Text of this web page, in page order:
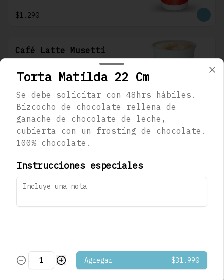
$1.290
Café Latte Musetti
$1.290
Café Mocaccino
Vainilla Musetti
Torta Matilda 22 Cm
Se debe solicitar con 48hrs hábiles.
Bizcocho de chocolate rellena de
ganache de chocolate de leche,
cubierta con un frosting de chocolate.
100% chocolate.
Instrucciones especiales
Agregar $31.990